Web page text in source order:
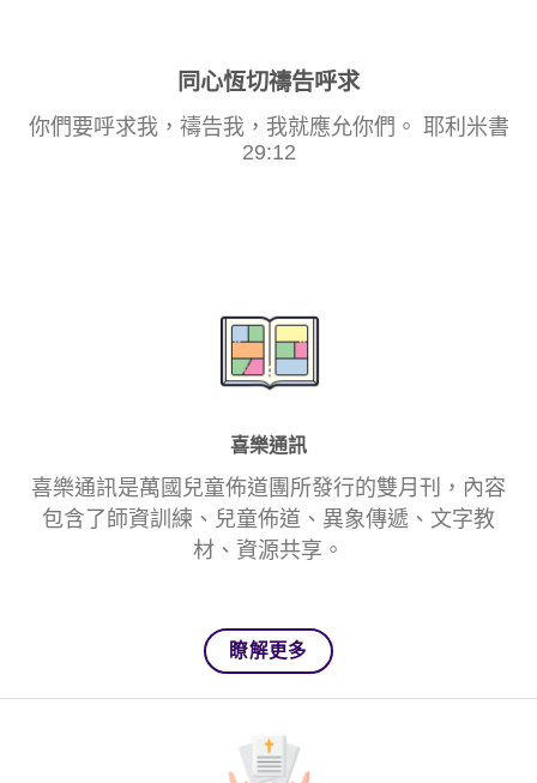
同心恆切禱告呼求
你們要呼求我，禱告我，我就應允你們。 耶利米書
29:12
喜樂通訊
喜樂通訊是萬國兒童佈道團所發行的雙月刊，內容
包含了師資訓練、兒童佈道、異象傳遞、文字教
材、資源共享。
瞭解更多